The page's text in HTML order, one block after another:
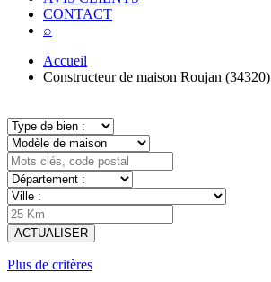
CONTACT
⌕
Accueil
Constructeur de maison Roujan (34320)
ACTUALISER
Plus de critères